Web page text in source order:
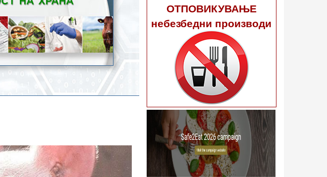
ОТПОВИКУВАЊЕ
небезбедни производи